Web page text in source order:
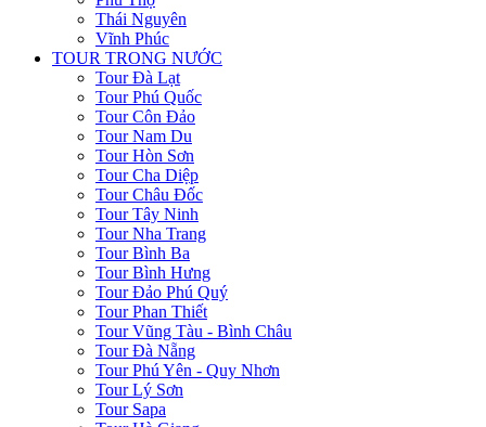
Thái Nguyên
Vĩnh Phúc
TOUR TRONG NƯỚC
Tour Đà Lạt
Tour Phú Quốc
Tour Côn Đảo
Tour Nam Du
Tour Hòn Sơn
Tour Cha Diệp
Tour Châu Đốc
Tour Tây Ninh
Tour Nha Trang
Tour Bình Ba
Tour Bình Hưng
Tour Đảo Phú Quý
Tour Phan Thiết
Tour Vũng Tàu - Bình Châu
Tour Đà Nẵng
Tour Phú Yên - Quy Nhơn
Tour Lý Sơn
Tour Sapa